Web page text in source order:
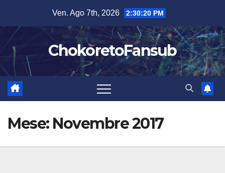
contenuto
Ven. Ago 7th, 2026 2:30:21 PM
ChokoretoFansub
Mese: Novembre 2017